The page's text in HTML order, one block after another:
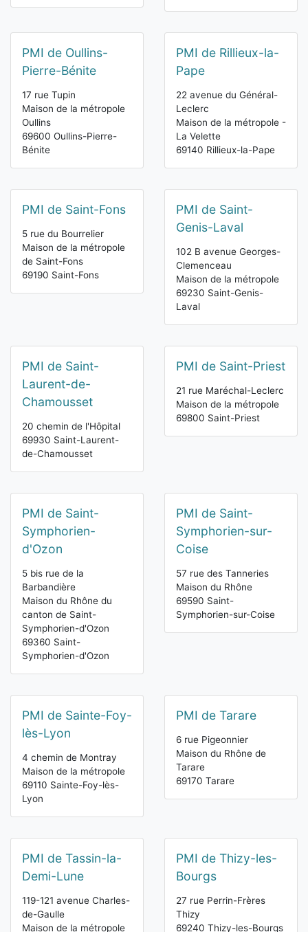
PMI de Oullins-
Pierre-Bénite
17 rue Tupin
Maison de la métropole
Oullins
69600 Oullins-Pierre-
Bénite
PMI de Rillieux-la-
Pape
22 avenue du Général-
Leclerc
Maison de la métropole -
La Velette
69140 Rillieux-la-Pape
PMI de Saint-Fons
5 rue du Bourrelier
Maison de la métropole
de Saint-Fons
69190 Saint-Fons
PMI de Saint-
Genis-Laval
102 B avenue Georges-
Clemenceau
Maison de la métropole
69230 Saint-Genis-
Laval
PMI de Saint-
Laurent-de-
Chamousset
20 chemin de l'Hôpital
69930 Saint-Laurent-
de-Chamousset
PMI de Saint-Priest
21 rue Maréchal-Leclerc
Maison de la métropole
69800 Saint-Priest
PMI de Saint-
Symphorien-
d'Ozon
5 bis rue de la
Barbandière
Maison du Rhône du
canton de Saint-
Symphorien-d'Ozon
69360 Saint-
Symphorien-d'Ozon
PMI de Saint-
Symphorien-sur-
Coise
57 rue des Tanneries
Maison du Rhône
69590 Saint-
Symphorien-sur-Coise
PMI de Sainte-Foy-
lès-Lyon
4 chemin de Montray
Maison de la métropole
69110 Sainte-Foy-lès-
Lyon
PMI de Tarare
6 rue Pigeonnier
Maison du Rhône de
Tarare
69170 Tarare
PMI de Tassin-la-
Demi-Lune
119-121 avenue Charles-
de-Gaulle
Maison de la métropole
PMI de Thizy-les-
Bourgs
27 rue Perrin-Frères
Thizy
69240 Thizy-les-Bourgs